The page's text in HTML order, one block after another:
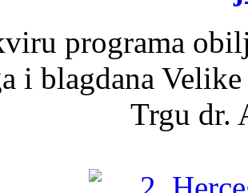
programa
i blagdana
Trgu dr.